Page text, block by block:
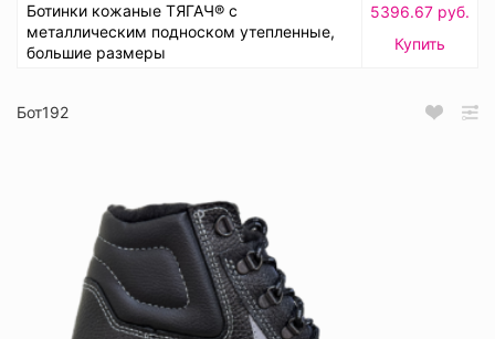
Ботинки кожаные ТЯГАЧ® с
металлическим подноском утепленные,
большие размеры
5396.67 руб.
Купить
Бот192